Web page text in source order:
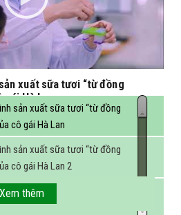
xuất sữa tươi “từ đồng
gái Hà Lan
sản xuất sữa tươi “từ đồng
cô gái Hà Lan
sản xuất sữa tươi “từ đồng
cô gái Hà Lan 2
hướng tới mục tiêu 3,4 tỷ lít
Xem thêm